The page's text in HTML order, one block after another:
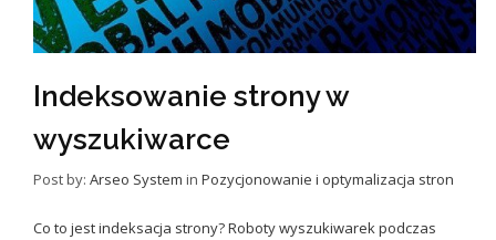
Indeksowanie strony w
wyszukiwarce
Post by: Arseo System in Pozycjonowanie i optymalizacja stron
Co to jest indeksacja strony? Roboty wyszukiwarek podczas